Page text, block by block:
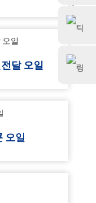
달 오일
오일